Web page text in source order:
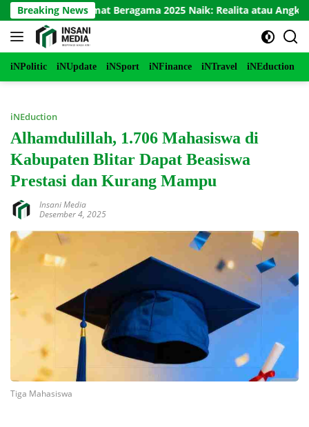
Langsung
ke
konten
Breaking News
Umat Beragama 2025 Naik: Realita atau Angka?
iNPolitic iNUpdate iNSport iNFinance iNTravel iNEduction
iNEduction
Alhamdulillah, 1.706 Mahasiswa di
Kabupaten Blitar Dapat Beasiswa
Prestasi dan Kurang Mampu
Insani Media
Desember 4, 2025
Tiga Mahasiswa